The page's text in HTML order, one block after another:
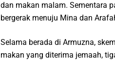
dan makan malam. Sementara
bergerak menuju Mina dan
Selama berada di Armuzna,
makan yang diterima jemaah,